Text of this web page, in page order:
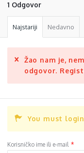
1 Odgovor
Najstariji Nedavno
Žao nam je,
odgovor.
You must
Korisničko ime ili e-mail *